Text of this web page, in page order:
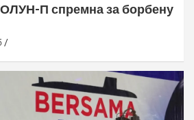
П спремна за борбену